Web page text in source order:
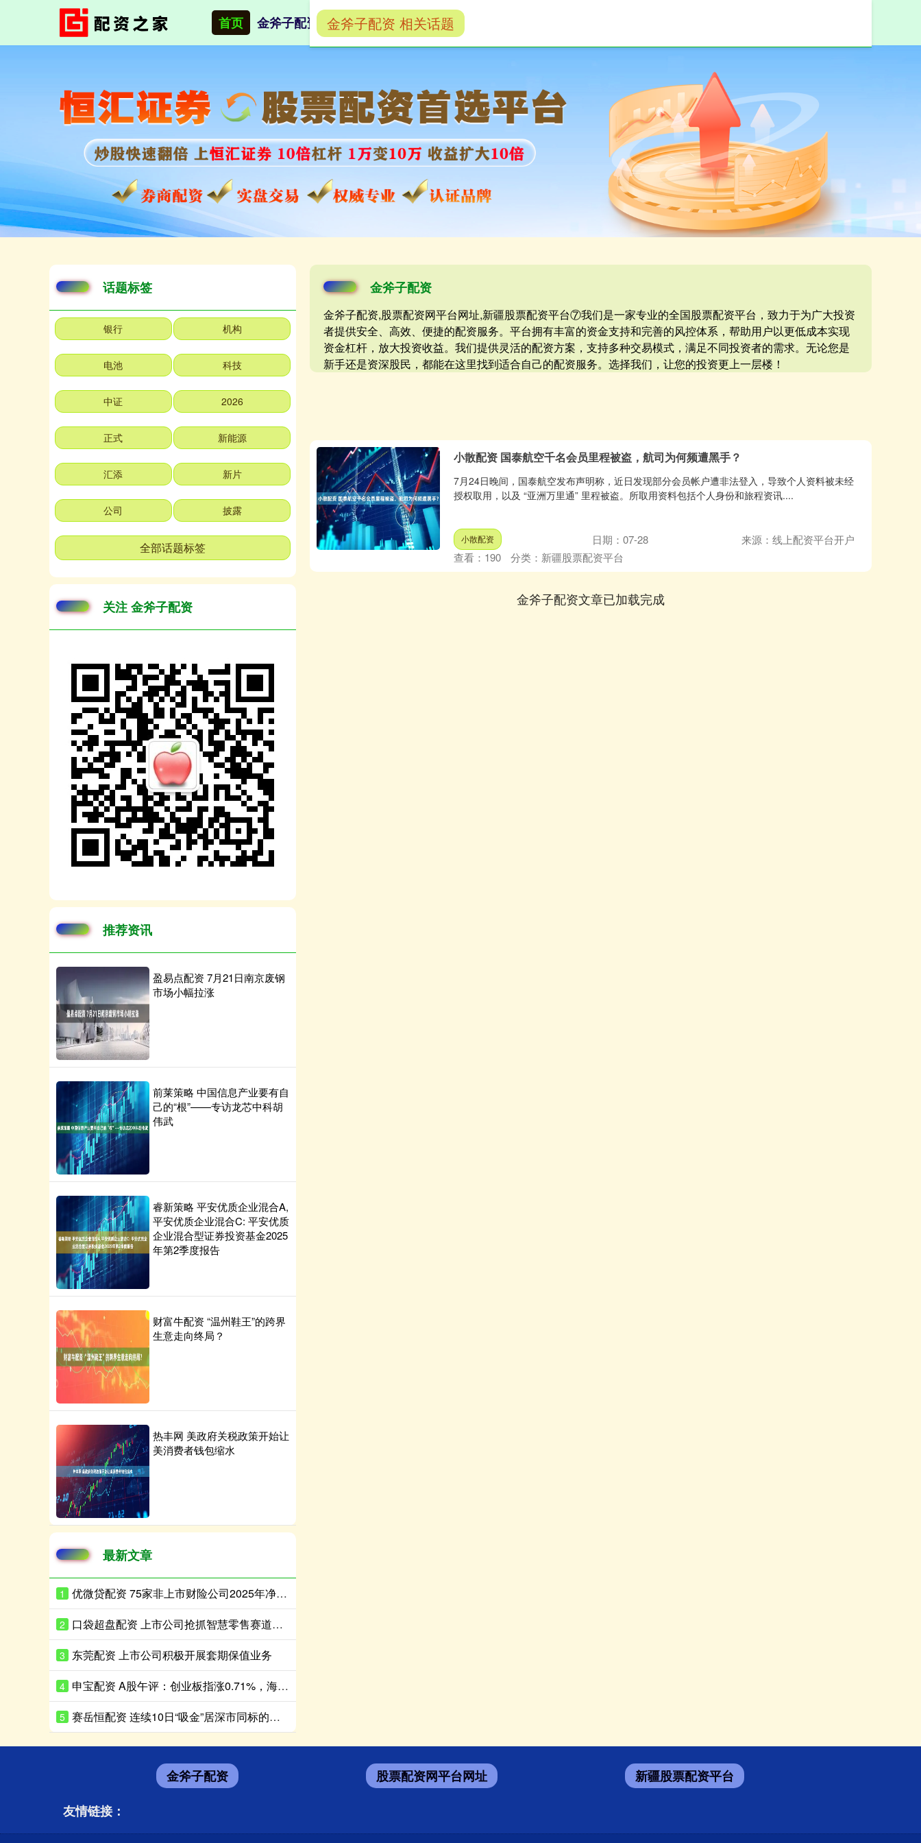
首页 金斧子配资 股票配资网平台网址 新疆股票配资平台
金斧子配资
金斧子配资,股票配资网平台网址,新疆股票配资平台⑦我们是一家专业的全国股票配资平台，致力于为广大投资
者提供安全、高效、便捷的配资服务。平台拥有丰富的资金支持和完善的风控体系，帮助用户以更低成本实现
资金杠杆，放大投资收益。我们提供灵活的配资方案，支持多种交易模式，满足不同投资者的需求。无论您是
新手还是资深股民，都能在这里找到适合自己的配资服务。选择我们，让您的投资更上一层楼！
金斧子配资 相关话题
小散配资 国泰航空千名会员里程被盗，航司为何频遭黑手？
7月24日晚间，国泰航空发布声明称，近日发现部分会员帐户遭非法登入，导致个人资料被未经
授权取用，以及 “亚洲万里通” 里程被盗。所取用资料包括个人身份和旅程资讯....
小散配资 日期：07-28
来源：线上配资平台开户
查看： 190 分类： 新疆股票配资平台
金斧子配资文章已加载完成
话题标签
银行 机构
电池 科技
中证 2026
正式 新能源
汇添 新片
公司 披露
全部话题标签
关注 金斧子配资
推荐资讯
盈易点配资 7月21日南京废钢
市场小幅拉涨
前莱策略 中国信息产业要有自
己的“根”——专访龙芯中科胡
伟武
睿新策略 平安优质企业混合A,
平安优质企业混合C: 平安优质
企业混合型证券投资基金2025
年第2季度报告
财富牛配资 “温州鞋王”的跨界
生意走向终局？
热丰网 美政府关税政策开始让
美消费者钱包缩水
最新文章
1 优微贷配资 75家非上市财险公司2025年净利同比增长超180%
2 口袋超盘配资 上市公司抢抓智慧零售赛道发展机遇
3 东莞配资 上市公司积极开展套期保值业务
4 申宝配资 A股午评：创业板指涨0.71%，海南板块持续走高
5 赛岳恒配资 连续10日“吸金”居深市同标的首位，港股通央企红利ETF天弘（159281）盘中再获净申购600万份，机构：红利资产配置价值凸显
金斧子配资 股票配资网平台网址
新疆股票配资平台
友情链接：